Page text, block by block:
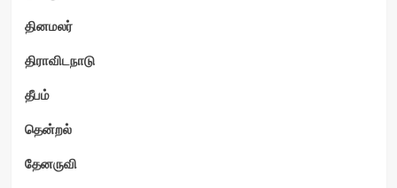
தினமலர்
திராவிடநாடு
தீபம்
தென்றல்
தேனருவி